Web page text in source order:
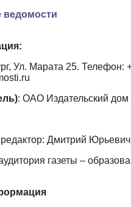
ведомости
Ул. Марата 25. Телефон:
: ОАО Издательский дом
редактор: Дмитрий
газеты –